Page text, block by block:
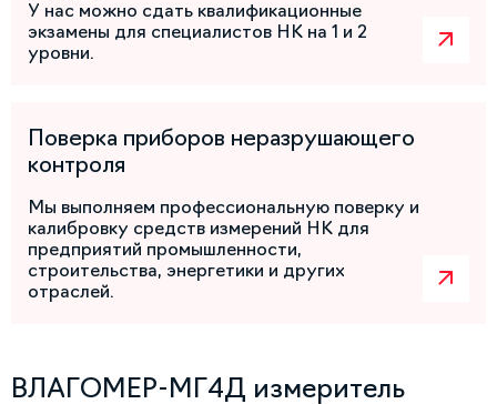
У нас можно сдать квалификационные
экзамены для специалистов НК на 1 и 2
уровни.
Поверка приборов неразрушающего
контроля
Мы выполняем профессиональную поверку и
калибровку средств измерений НК для
предприятий промышленности,
строительства, энергетики и других
отраслей.
ВЛАГОМЕР-МГ4Д измеритель